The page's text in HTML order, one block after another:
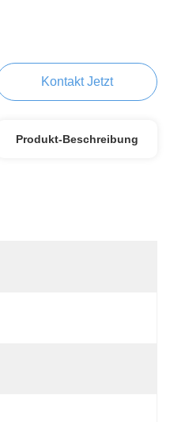
Kontakt Jetzt
Produkt-Beschreibung